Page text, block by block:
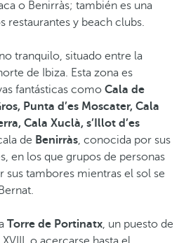
o Benirràs; también es una
restaurantes y beach clubs.
tranquilo, situado entre la
de Ibiza. Esta zona es
fantásticas como Cala de
Punta d’es Moscater, Cala
Cala Xuclà, s’Illot d’es
de Benirràs, conocida por sus
en los que grupos de personas
sus tambores mientras el sol se
Torre de Portinatx, un puesto de